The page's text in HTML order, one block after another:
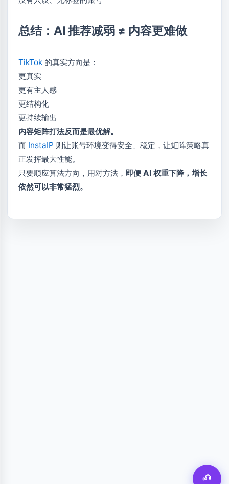
总结：AI 推荐减弱 ≠ 内容更难做
TikTok 的真实方向是：
更真实
更有主人感
更结构化
更持续输出
内容矩阵打法反而是最优解。
而 InstaIP 则让账号环境变得安全、稳定，让矩阵策略真
正发挥最大性能。
只要顺应算法方向，用对方法， 即便 AI 权重下降，增长
依然可以非常猛烈。